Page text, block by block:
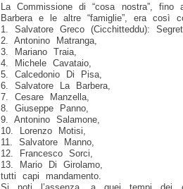
La Commissione di “cosa nostra”,
Barbera e le altre “famiglie”, era così
1. Salvatore Greco (Cicchitteddu):
2. Antonino Matranga,
3. Mariano Traia,
4. Michele Cavataio,
5. Calcedonio Di Pisa,
6. Salvatore La Barbera,
7. Cesare Manzella,
8. Giuseppe Panno,
9. Antonino Salamone,
10. Lorenzo Motisi,
11. Salvatore Manno,
12. Francesco Sorci,
13. Mario Di Girolamo,
tutti capi mandamento.
Si noti l’assenza, a quei tempi dei